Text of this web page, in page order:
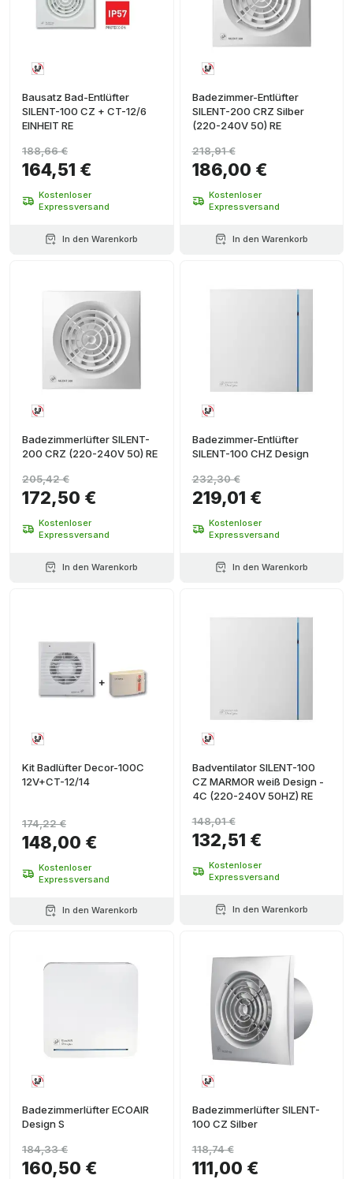
Bausatz Bad-Entlüfter
SILENT-100 CZ + CT-12/6
EINHEIT RE
164,51 €
188,66 €
Kostenloser
Expressversand
In den Warenkorb
Badezimmer-Entlüfter
SILENT-200 CRZ Silber
(220-240V 50) RE
186,00 €
218,91 €
Kostenloser
Expressversand
In den Warenkorb
Badezimmerlüfter SILENT-
200 CRZ (220-240V 50) RE
172,50 €
205,42 €
Kostenloser
Expressversand
In den Warenkorb
Badezimmer-Entlüfter
SILENT-100 CHZ Design
219,01 €
232,30 €
Kostenloser
Expressversand
In den Warenkorb
Kit Badlüfter Decor-100C
12V+CT-12/14
148,00 €
174,22 €
Kostenloser
Expressversand
In den Warenkorb
Badventilator SILENT-100
CZ MARMOR weiß Design -
4C (220-240V 50HZ) RE
132,51 €
148,01 €
Kostenloser
Expressversand
In den Warenkorb
Badezimmerlüfter ECOAIR
Design S
160,50 €
184,33 €
Badezimmerlüfter SILENT-
100 CZ Silber
111,00 €
118,74 €